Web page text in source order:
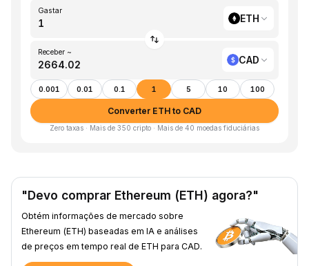
Gastar
ETH
Receber ~
CAD
0.001 0.01 0.1 1 5 10 100
Converter ETH to CAD
Zero taxas · Mais de 350 cripto · Mais de 40 moedas fiduciárias
"Devo comprar Ethereum (ETH) agora?"
Obtém informações de mercado sobre
Ethereum (ETH) baseadas em IA e análises
de preços em tempo real de ETH para CAD.